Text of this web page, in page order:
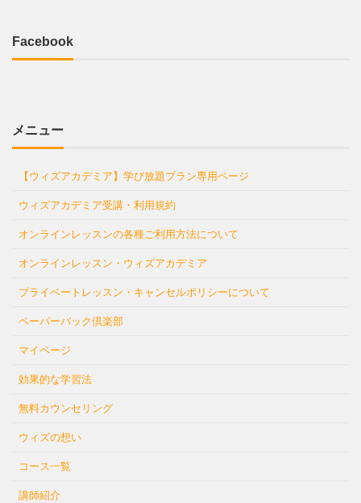
Facebook
メニュー
【ウィズアカデミア】学び放題プラン専用ページ
ウィズアカデミア受講・利用規約
オンラインレッスンの各種ご利用方法について
オンラインレッスン・ウィズアカデミア
プライベートレッスン・キャンセルポリシーについて
ペーパーバック倶楽部
マイページ
効果的な学習法
無料カウンセリング
ウィズの想い
コース一覧
講師紹介